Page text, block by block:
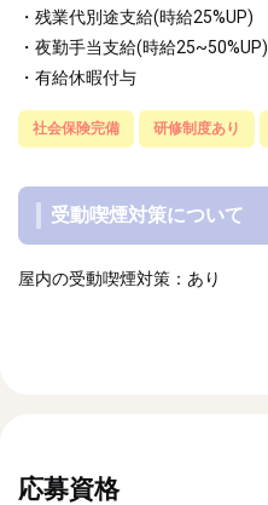
・残業代別途支給(時給25%UP)
・夜勤手当支給(時給25~50%UP)
・有給休暇付与
社会保険完備 研修制度あり
受動喫煙対策について
屋内の受動喫煙対策：あり
応募資格